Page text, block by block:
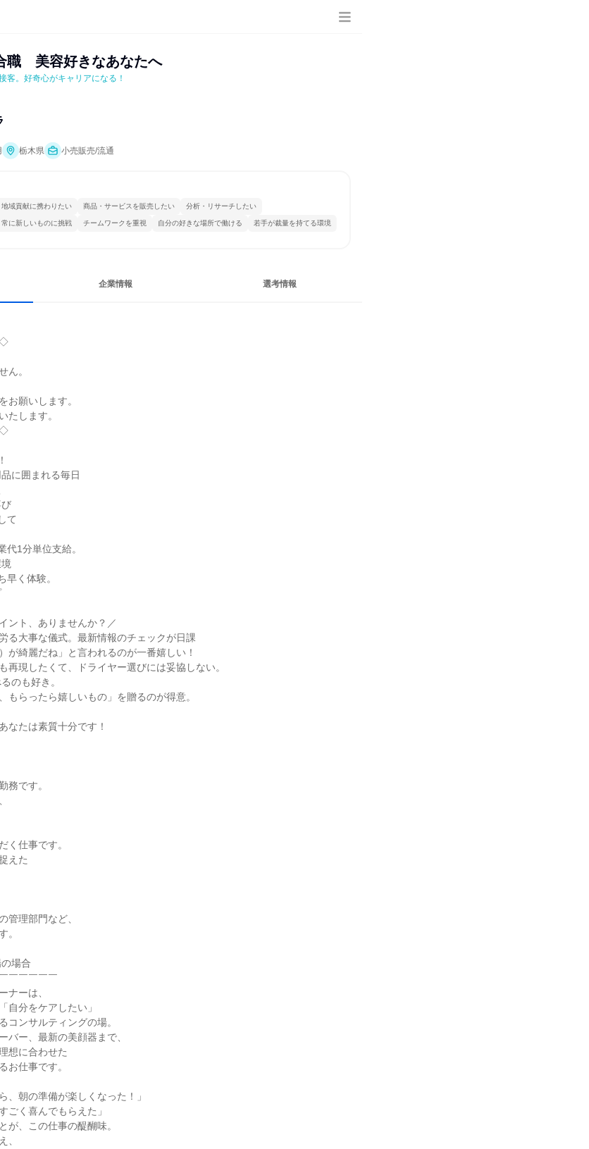
職　美容好きなあなたへ
客。好奇心がキャリアになる！
栃木県 小売販売/流通
地域貢献に携わりたい 商品・サービスを販売したい 分析・リサーチしたい
常に新しいものに挑戦 チームワークを重視 自分の好きな場所で働ける 若手が裁量を持てる環境
企業情報 選考情報
ん。
お願いします。
たします。
て
代1分単位支給。
早く体験。
ント、ありませんか？／
る大事な儀式。最新情報のチェックが日課
が綺麗だね」と言われるのが一番嬉しい！
再現したくて、ドライヤー選びには妥協しない。
もらったら嬉しいもの」を贈るのが得意。
なたは素質十分です！
務です。
く仕事です。
えた
管理部門など、
。
場合
￣￣￣￣￣
ナーは、
自分をケアしたい」
コンサルティングの場。
バー、最新の美顔器まで、
想に合わせた
お仕事です。
、朝の準備が楽しくなった！」
ごく喜んでもらえた」
が、この仕事の醍醐味。
、